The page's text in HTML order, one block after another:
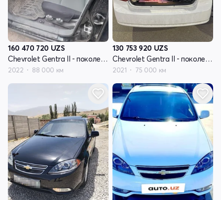
160 470 720 UZS
Chevrolet Gentra II - поколение
2022 88 000 км
130 753 920 UZS
Chevrolet Gentra II - поколение
2021 75 000 км